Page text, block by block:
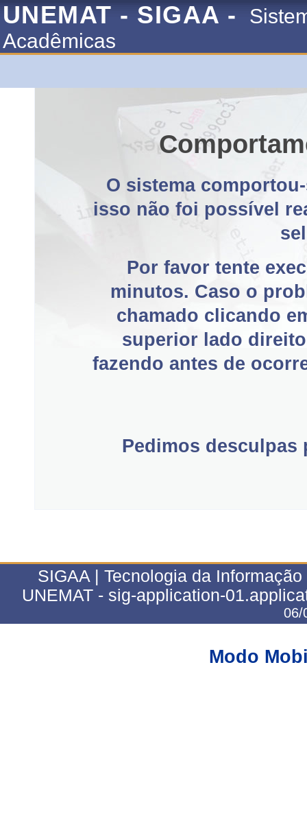
UNEMAT - SIGAA -
Acadêmicas
O sistema
isso não foi possível
Por favor tente
minutos. Caso o
chamado clicando
superior lado
fazendo antes de
Pedimos
SIGAA | Tecnologia da
UNEMAT - sig-application-
06/
Modo